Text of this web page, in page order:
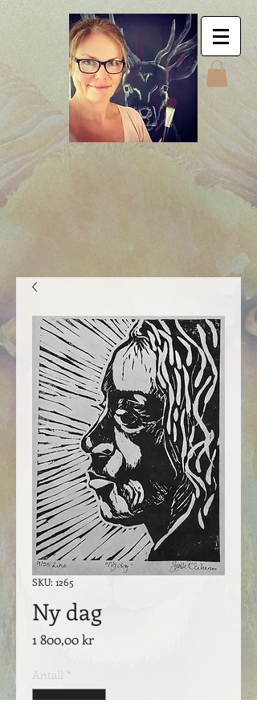
Jyttes Galley. Art for
sale. Online gallery.
Jyttes Galleri. Kunst
til salgs. Nettgalleri.
Jytte Kristin Eikenes.
Høyanger
SKU: 1265
Ny dag
1 800,00 krPris
Antall *